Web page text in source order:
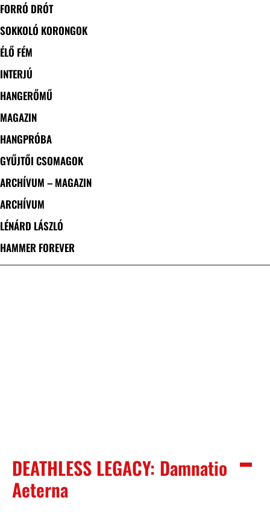
FORRÓ DRÓT
SOKKOLÓ KORONGOK
ÉLŐ FÉM
INTERJÚ
HANGERŐMŰ
MAGAZIN
HANGPRÓBA
GYŰJTŐI CSOMAGOK
ARCHÍVUM – MAGAZIN
ARCHÍVUM
LÉNÁRD LÁSZLÓ
HAMMER FOREVER
DEATHLESS LEGACY: Damnatio
Aeterna